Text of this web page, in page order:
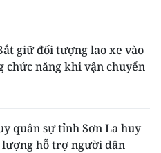
giữ đối tượng lao xe vào
chức năng khi vận chuyển
quân sự tỉnh Sơn La huy
hỗ trợ người dân